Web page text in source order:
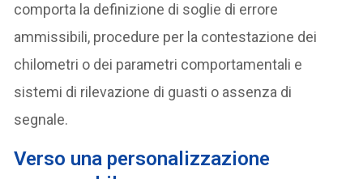
comporta la definizione di soglie di errore
ammissibili, procedure per la contestazione dei
chilometri o dei parametri comportamentali e
sistemi di rilevazione di guasti o assenza di
segnale.
Verso una personalizzazione